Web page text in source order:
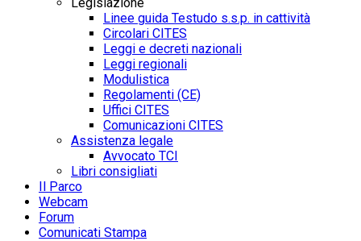
Linee guida Testudo s.s.p. in cattività
Circolari CITES
Leggi e decreti nazionali
Leggi regionali
Modulistica
Regolamenti (CE)
Uffici CITES
Comunicazioni CITES
Assistenza legale
Avvocato TCI
Libri consigliati
Il Parco
Webcam
Forum
Comunicati Stampa